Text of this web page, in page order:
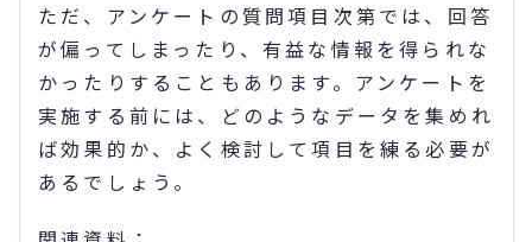
ただ、アンケートの質問項目次第では、回答
が偏ってしまったり、有益な情報を得られな
かったりすることもあります。アンケートを
実施する前には、どのようなデータを集めれ
ば効果的か、よく検討して項目を練る必要が
あるでしょう。